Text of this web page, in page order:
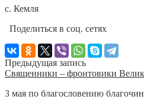
с. Кемля
Поделиться в соц. сетях
Предыдущая запись
Священники – фронтовики
3 мая по благословению